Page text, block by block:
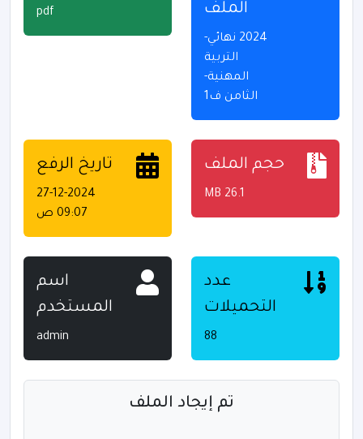
الملف
2024 نهائي-
التربية
المهنية-
الثامن ف1
pdf
حجم الملف
26.1 MB
تاريخ الرفع
27-12-2024
09:07 ص
عدد
التحميلات
88
اسم
المستخدم
admin
تم إيجاد الملف